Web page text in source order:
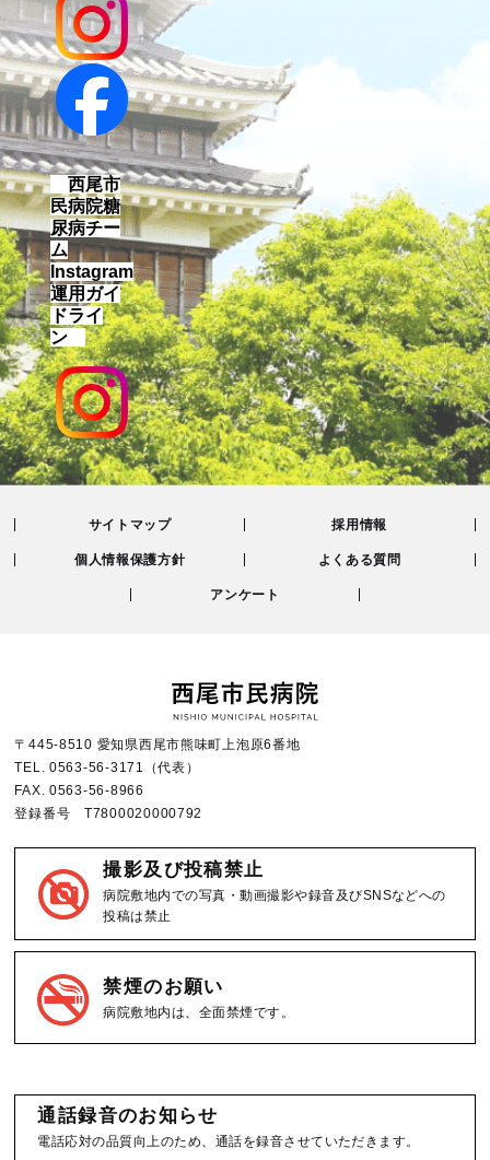
西尾市
民病院糖
尿病チー
ム
Instagram
運用ガイ
ドライ
ン
サイトマップ 採用情報
個人情報保護方針 よくある質問
アンケート
〒445-8510 愛知県西尾市熊味町上泡原6番地
TEL.0563-56-3171
（代表）
FAX.0563-56-8966
登録番号 T7800020000792
撮影及び投稿禁止
病院敷地内での写真・動画撮影や録音及びSNSなどへの
投稿は禁止
禁煙のお願い
病院敷地内は、全面禁煙です。
通話録音のお知らせ
電話応対の品質向上のため、通話を録音させていただきます。